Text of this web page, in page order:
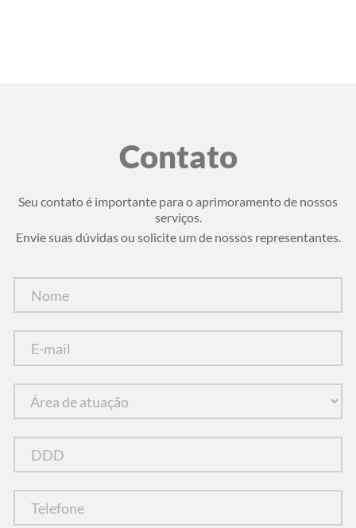
Contato
Seu contato é importante para o aprimoramento de nossos
serviços.
Envie suas dúvidas ou solicite um de nossos representantes.